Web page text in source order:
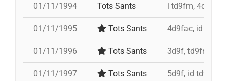
01/11/1994 Tots Sants i td9fm, 4d9f,
01/11/1995 Tots Sants 4d9fac, id
01/11/1996 Tots Sants 3d9f, td9fm,
01/11/1997 Tots Sants 5d9f, id td9fm,